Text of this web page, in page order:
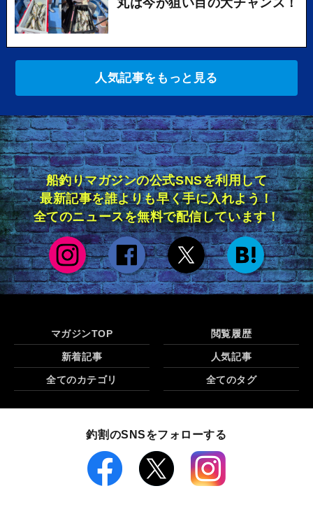
丸は今が狙い目の大チャンス！
人気記事をもっと見る
船釣りマガジンの公式SNSを利用して
最新記事を誰よりも早く手に入れよう！
全てのニュースを無料で配信しています！
マガジンTOP 閲覧履歴
新着記事 人気記事
全てのカテゴリ 全てのタグ
釣割のSNSをフォローする